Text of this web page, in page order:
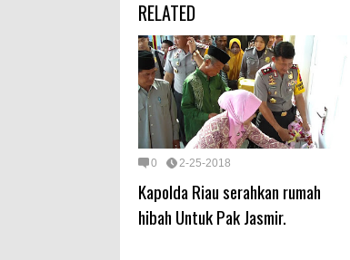
RELATED
0 2-25-2018
Kapolda Riau serahkan rumah
hibah Untuk Pak Jasmir.